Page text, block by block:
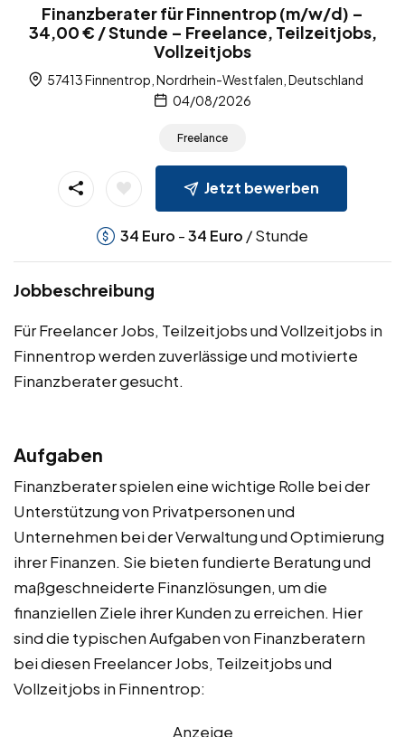
Finanzberater für Finnentrop (m/w/d) –
34,00 € / Stunde – Freelance, Teilzeitjobs,
Vollzeitjobs
57413 Finnentrop, Nordrhein-Westfalen, Deutschland
04/08/2026
Freelance
Jetzt bewerben
34 Euro -34 Euro / Stunde
Jobbeschreibung
Für Freelancer Jobs, Teilzeitjobs und Vollzeitjobs in
Finnentrop werden zuverlässige und motivierte
Finanzberater gesucht.
Aufgaben
Finanzberater spielen eine wichtige Rolle bei der
Unterstützung von Privatpersonen und
Unternehmen bei der Verwaltung und Optimierung
ihrer Finanzen. Sie bieten fundierte Beratung und
maßgeschneiderte Finanzlösungen, um die
finanziellen Ziele ihrer Kunden zu erreichen. Hier
sind die typischen Aufgaben von Finanzberatern
bei diesen Freelancer Jobs, Teilzeitjobs und
Vollzeitjobs in Finnentrop:
Anzeige